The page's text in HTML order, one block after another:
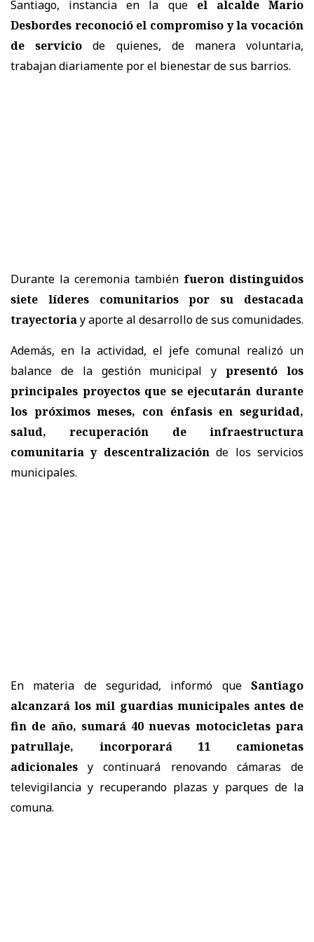
Santiago, instancia en la que el alcalde Mario
Desbordes reconoció el compromiso y la vocación
de servicio de quienes, de manera voluntaria,
trabajan diariamente por el bienestar de sus barrios.
Durante la ceremonia también fueron distinguidos
siete líderes comunitarios por su destacada
trayectoriay aporte al desarrollo de sus comunidades.
Además, en la actividad, el jefe comunal realizó un
balance de la gestión municipal ypresentó los
principales proyectos que se ejecutarán durante
los próximos meses, con énfasis en seguridad,
salud, recuperación de infraestructura
comunitaria y descentralizaciónde los servicios
municipales.
En materia de seguridad, informó que Santiago
alcanzará los mil guardias municipales antes de
fin de año, sumará 40 nuevas motocicletas para
patrullaje, incorporará 11 camionetas
adicionales y continuará renovando cámaras de
televigilancia y recuperando plazas y parques de la
comuna.